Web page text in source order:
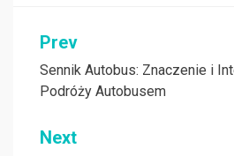
Nawigacja
wpisu
Prev
Sennik Autobus: Znaczenie i
Podróży Autobusem
Next